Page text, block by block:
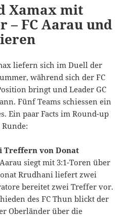
Xamax mit
– FC Aarau und
liefern sich im Duell der
während sich der FC
bringt und Leader GC
Fünf Teams schiessen ein
Ein paar Facts im Round-up
Treffern von Donat
siegt mit 3:1-Toren über
Rrudhani liefert zwei
bereitet zwei Treffer vor.
des FC Thun blickt der
Oberländer über die